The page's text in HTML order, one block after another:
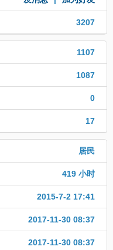
3207
1107
1087
0
17
居民
419 小时
2015-7-2 17:41
2017-11-30 08:37
2017-11-30 08:37
站内导读
加入频道